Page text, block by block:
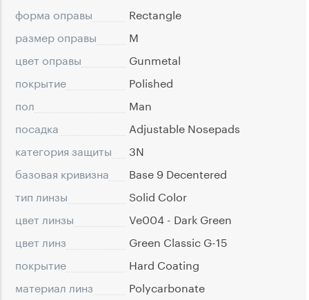
форма оправы
Rectangle
размер оправы
M
цвет оправы
Gunmetal
покрытие
Polished
пол
Man
посадка
Adjustable Nosepads
категория защиты
3N
базовая кривизна
Base 9 Decentered
тип линзы
Solid Color
цвет линзы
Ve004 - Dark Green
цвет линз
Green Classic G-15
покрытие
Hard Coating
материал линз
Polycarbonate